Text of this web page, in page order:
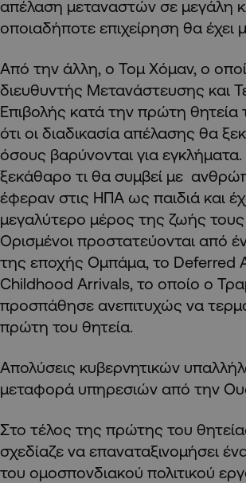
απέλαση μεταναστών σε μεγάλη
οποιαδήποτε επιχείρηση θα έχει
Από την άλλη, ο Τομ Χόμαν, ο
διευθυντής Μετανάστευσης και
Επιβολής κατά την πρώτη θητεία
ότι οι διαδικασία απέλασης θα
όσους βαρύνονται για εγκλήματα.
ξεκάθαρο τι θα συμβεί με
έφεραν στις ΗΠΑ ως παιδιά και
μεγαλύτερο μέρος της ζωής
Ορισμένοι προστατεύονται από
της εποχής Ομπάμα, το Deferred
Childhood Arrivals, το οποίο ο
προσπάθησε ανεπιτυχώς να
πρώτη του θητεία.
Απολύσεις κυβερνητικών
μεταφορά υπηρεσιών από την
Στο τέλος της πρώτης του
σχεδίαζε να επαναταξινομήσει
του ομοσπονδιακού πολιτικού